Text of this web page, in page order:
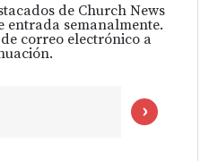
de Church News
entrada semanalmente.
correo electrónico a